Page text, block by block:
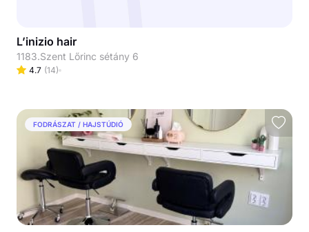
L’inizio hair
1183.Szent Lőrinc sétány 6
4.7 (14)
FODRÁSZAT / HAJSTÚDIÓ